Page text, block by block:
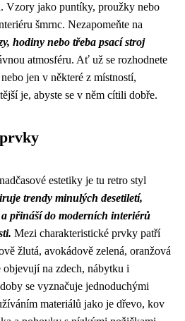
Vzory jako puntíky, proužky nebo
šmrnc. Nezapomeňte na
hodiny nebo třeba psací stroj
atmosféru. Ať už se rozhodnete
jen v některé z místností,
je, abyste se v něm cítili dobře.
estetiky je tu retro styl
trendy minulých desetiletí,
a přináší do moderních interiérů
Mezi charakteristické prvky patří
žlutá, avokádově zelená, oranžová
na zdech, nábytku i
se vyznačuje jednoduchými
materiálů jako je dřevo, kov